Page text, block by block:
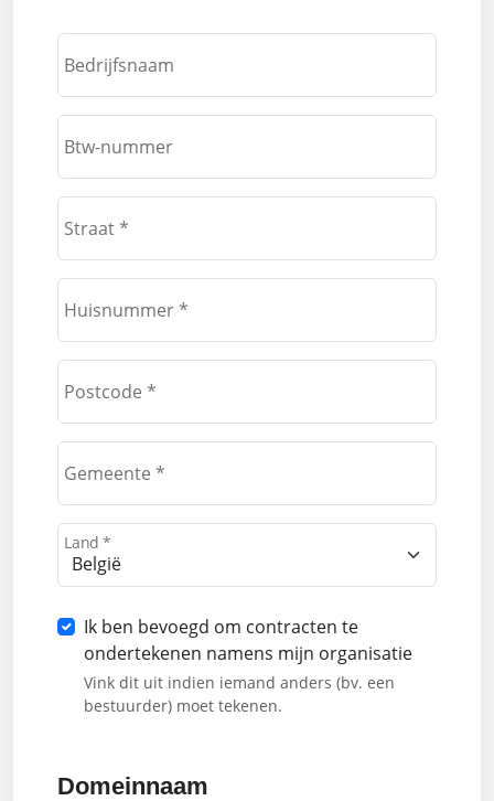
Bedrijfsnaam
Btw-nummer
Straat *
Huisnummer *
Postcode *
Gemeente *
Land *
Ik ben bevoegd om contracten te
ondertekenen namens mijn organisatie
Vink dit uit indien iemand anders (bv. een
bestuurder) moet tekenen.
Domeinnaam